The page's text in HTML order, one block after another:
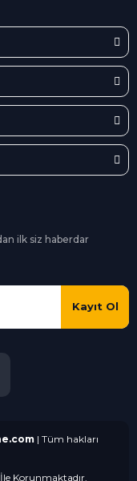
ilk siz haberdar
Kayıt Ol
| Tüm hakları
Korunmaktadır.